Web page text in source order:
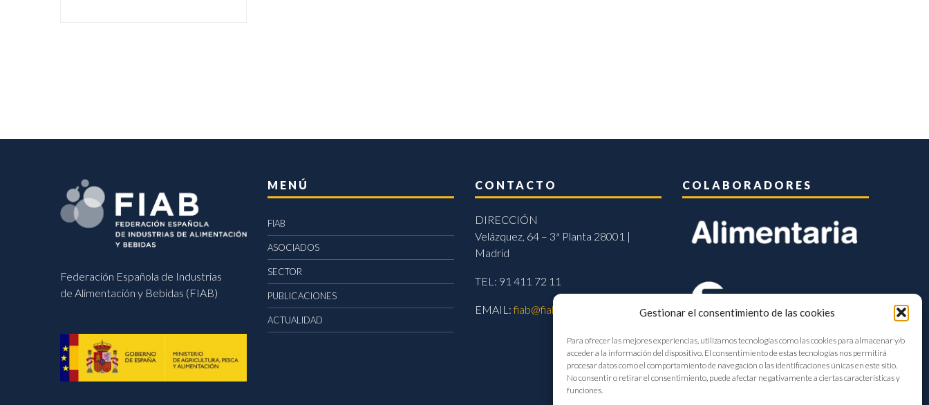
Gestionar el consentimiento de las cookies
Para ofrecer las mejores experiencias, utilizamos tecnologías como las cookies para almacenar y/o
acceder a la información del dispositivo. El consentimiento de estas tecnologías nos permitirá
procesar datos como el comportamiento de navegación o las identificaciones únicas en este sitio.
No consentir o retirar el consentimiento, puede afectar negativamente a ciertas características y
funciones.
Federación Española de Industrias
de Alimentación y Bebidas (FIAB)
MENÚ
FIAB
ASOCIADOS
SECTOR
PUBLICACIONES
ACTUALIDAD
CONTACTO
DIRECCIÓN
Velázquez, 64 – 3ª Planta 28001 |
Madrid
TEL: 91 411 72 11
EMAIL:fiab@fiab.es
COLABORADORES